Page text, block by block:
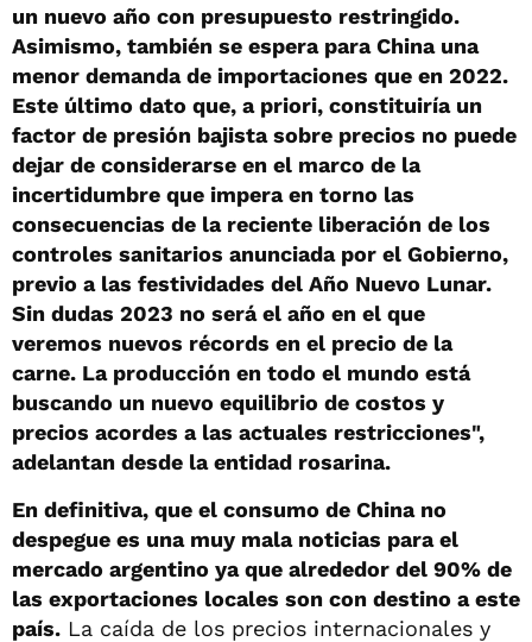
un nuevo año con presupuesto restringido.
Asimismo, también se espera para China una
menor demanda de importaciones que en 2022.
Este último dato que, a priori, constituiría un
factor de presión bajista sobre precios no puede
dejar de considerarse en el marco de la
incertidumbre que impera en torno las
consecuencias de la reciente liberación de los
controles sanitarios anunciada por el Gobierno,
previo a las festividades del Año Nuevo Lunar.
Sin dudas 2023 no será el año en el que
veremos nuevos récords en el precio de la
carne. La producción en todo el mundo está
buscando un nuevo equilibrio de costos y
precios acordes a las actuales restricciones",
adelantan desde la entidad rosarina.
En definitiva, que el consumo de China no
despegue es una muy mala noticias para el
mercado argentino ya que alrededor del 90% de
las exportaciones locales son con destino a este
país. La caída de los precios internacionales y